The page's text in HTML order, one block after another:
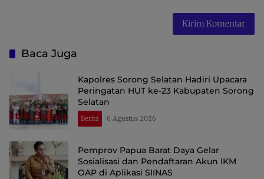
Baca Juga
Kapolres Sorong Selatan Hadiri Upacara
Peringatan HUT ke-23 Kabupaten Sorong
Selatan
Berita 6 Agustus 2026
Pemprov Papua Barat Daya Gelar
Sosialisasi dan Pendaftaran Akun IKM
OAP di Aplikasi SIINAS